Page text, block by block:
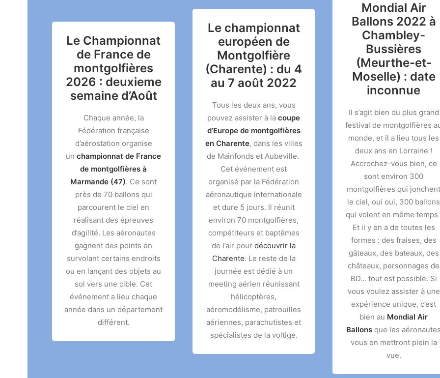
Le Championnat
de France de
montgolfières
2026 : deuxieme
semaine d’Août
Chaque année, la
Fédération française
d’aérostation organise
un championnat de France
de montgolfières à
Marmande (47). Ce sont
près de 70 ballons qui
parcourent le ciel en
réalisant des épreuves
d’agilité. Les aéronautes
gagnent des points en
survolant certains endroits
ou en lançant des objets au
sol vers une cible. Cet
événement a lieu chaque
année dans un département
différent.
Le championnat
européen de
Montgolfière
(Charente) : du 4
au 7 août 2022
Tous les deux ans, vous
pouvez assister à la coupe
d’Europe de montgolfières
en Charente, dans les villes
de Mainfonds et Aubeville.
Cet événement est
organisé par la Fédération
aéronautique internationale
et dure 5 jours. Il réunit
environ 70 montgolfières,
compétiteurs et baptêmes
de l’air pour découvrir la
Charente. Le reste de la
journée est dédié à un
meeting aérien réunissant
hélicoptères,
aéromodélisme, patrouilles
aériennes, parachutistes et
spécialistes de la voltige.
Mondial Air
Ballons 2022 à
Chambley-
Bussières
(Meurthe-et-
Moselle) : date
inconnue
Il s’agit bien du plus grand
festival de montgolfières
monde, et il a lieu tous les
deux ans en Lorraine !
Accrochez-vous bien, ce
sont environ 300
montgolfières qui jonchent
le ciel, oui oui, 300 ballons
qui volent en même temps
Et il y en a de toutes les
formes : des fraises, des
gâteaux, des bateaux, des
châteaux, personnages de
BD… tout est possible. Si
vous voulez assister à une
expérience unique, c’est
bien au Mondial Air
Ballons que les
vous en mettront plein la
vue.